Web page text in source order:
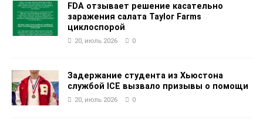
FDA отзывает решение касательно
заражения салата Taylor Farms
циклоспорой
20, июль 2026 0
Задержание студента из Хьюстона
службой ICE вызвало призывы о помощи
20, июль 2026 0